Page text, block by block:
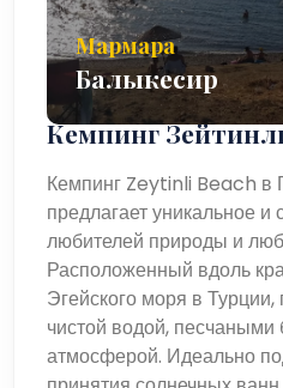
Мармара
Балыкесир
Кемпинг
Кемпинг Zeytinli Beach в
предлагает уникальное и
любителей природы и
Расположенный вдоль
Эгейского моря в
чистой водой, песчаными
атмосферой. Идеально